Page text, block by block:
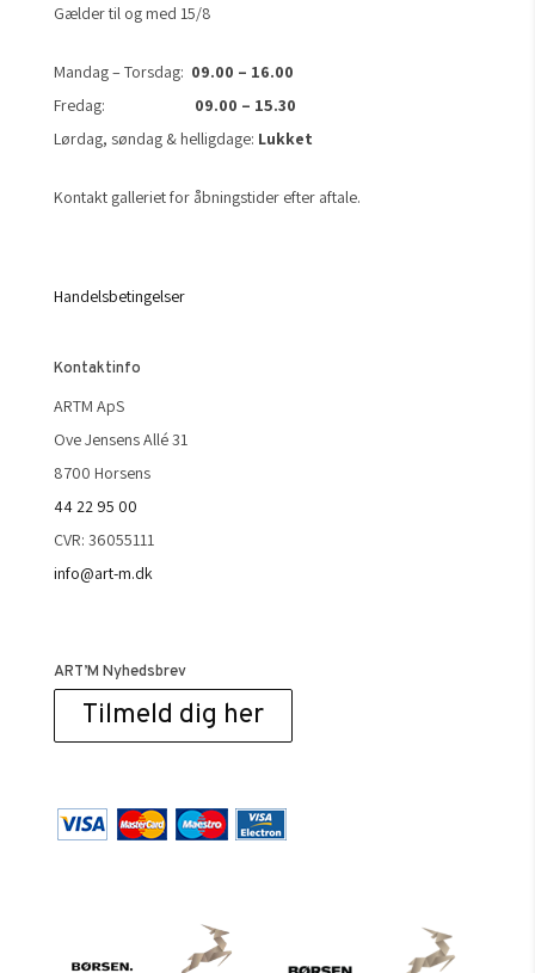
Gælder til og med 15/8
Mandag – Torsdag: 09.00 – 16.00
Fredag: 09.00 – 15.30
Lørdag, søndag & helligdage: Lukket
Kontakt galleriet for åbningstider efter aftale.
Handelsbetingelser
Kontaktinfo
ARTM ApS
Ove Jensens Allé 31
8700 Horsens
44 22 95 00
CVR: 36055111
info@art-m.dk
ART’M Nyhedsbrev
Tilmeld dig her